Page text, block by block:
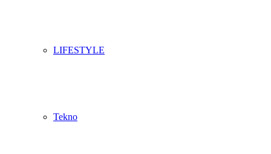
LIFESTYLE
Tekno